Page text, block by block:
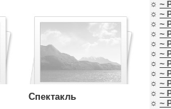
Спектакль
☼ ~
☼ ~
☼ ~
☼ ~
☼ ~
☼ ~
☼ ~
☼ ~
☼ ~
☼ ~
☼ ~